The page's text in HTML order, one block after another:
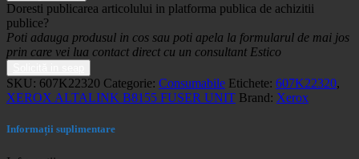
Doresti publicarea articolului in platforma publica de achizitii
publice?
Poti adauga produsul in cos sau poti apela la formularul de mai jos
prin care vei lua contact direct cu un consultant Estico
SKU: 607K22320 Categorie: Consumabile Etichete: 607K22320,
XEROX ALTALINK B8155 FUSER UNIT Brand: Xerox
Informații suplimentare